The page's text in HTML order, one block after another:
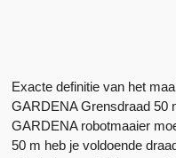
Exacte definitie van het
GARDENA Grensdraad 50
GARDENA robotmaaier
50 m heb je voldoende